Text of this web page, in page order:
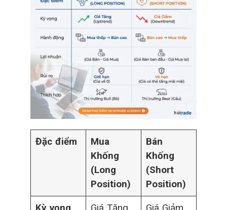
Đặc điểm
Mua
Khống
(Long
Position)
Bán
Khống
(Short
Position)